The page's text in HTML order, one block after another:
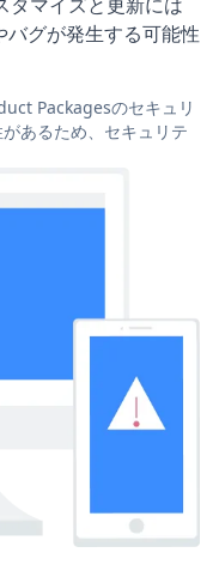
グが発生する可能性
Packagesのセキュリ
あるため、セキュリテ